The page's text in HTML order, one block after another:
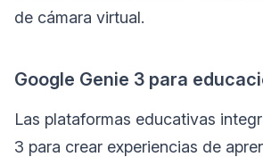
de cámara virtual.
Google Genie 3 para
Las plataformas educativas
3 para crear experiencias de